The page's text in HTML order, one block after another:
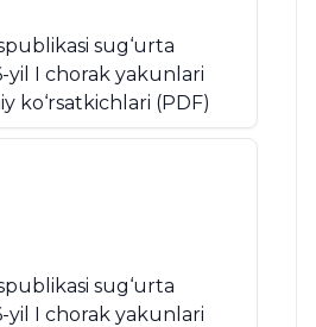
sug‘urta
yil I chorak yakunlari
ko‘rsatkichlari (PDF)
sug‘urta
yil I chorak yakunlari